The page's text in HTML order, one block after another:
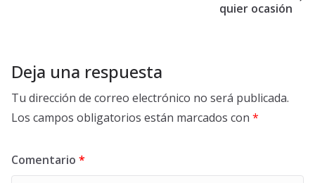
quier ocasión
Deja una respuesta
Tu dirección de correo electrónico no será publicada.
Los campos obligatorios están marcados con *
Comentario *